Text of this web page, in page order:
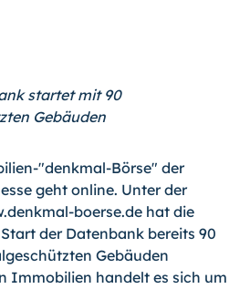
startet mit 90
Gebäuden
"denkmal-Börse" der
geht online. Unter der
boerse.de hat die
der Datenbank bereits 90
Gebäuden
Immobilien handelt es sich um